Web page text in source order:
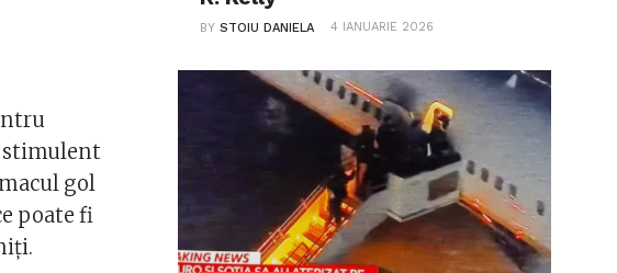
stimulent
gol
poate fi
BYSTOIU DANIELA 4 IANUARIE 2026